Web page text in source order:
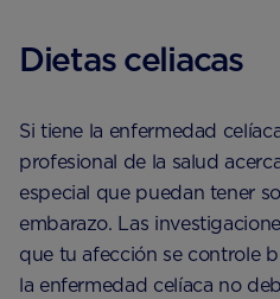
Dietas celiacas
Si tiene la enfermedad
profesional de la salud
especial que puedan tener
embarazo. Las
que tu afección se controle
la enfermedad celíaca no